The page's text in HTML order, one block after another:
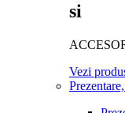
si
Vezi